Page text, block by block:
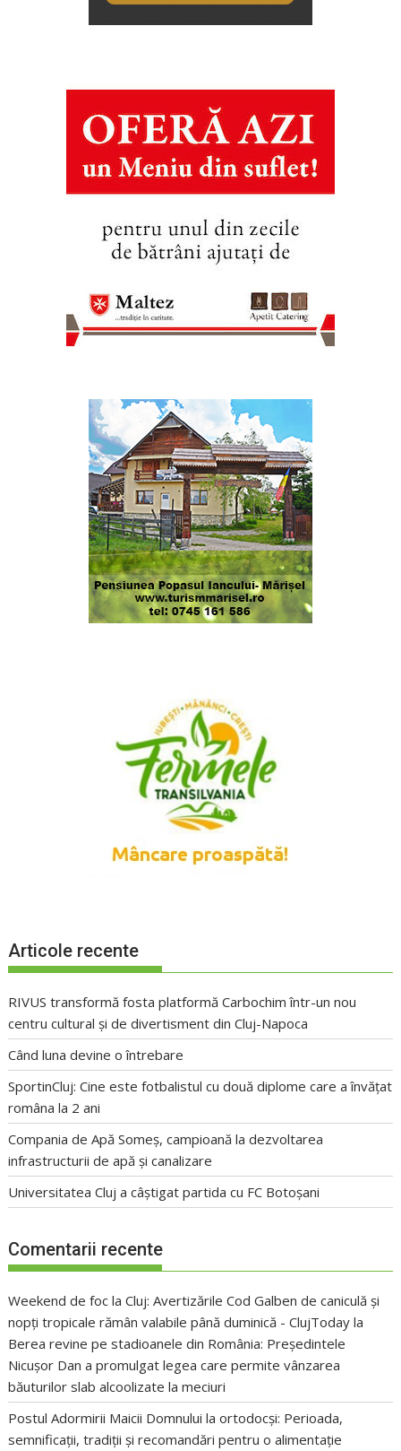
Articole recente
RIVUS transformă fosta platformă Carbochim într-un nou
centru cultural și de divertisment din Cluj-Napoca
Când luna devine o întrebare
SportinCluj: Cine este fotbalistul cu două diplome care a învățat
româna la 2 ani
Compania de Apă Someș, campioană la dezvoltarea
infrastructurii de apă și canalizare
Universitatea Cluj a câștigat partida cu FC Botoșani
Comentarii recente
Weekend de foc la Cluj: Avertizările Cod Galben de caniculă și
nopți tropicale rămân valabile până duminică - ClujToday la
Berea revine pe stadioanele din România: Președintele
Nicușor Dan a promulgat legea care permite vânzarea
băuturilor slab alcoolizate la meciuri
Postul Adormirii Maicii Domnului la ortodocși: Perioada,
semnificații, tradiții și recomandări pentru o alimentație